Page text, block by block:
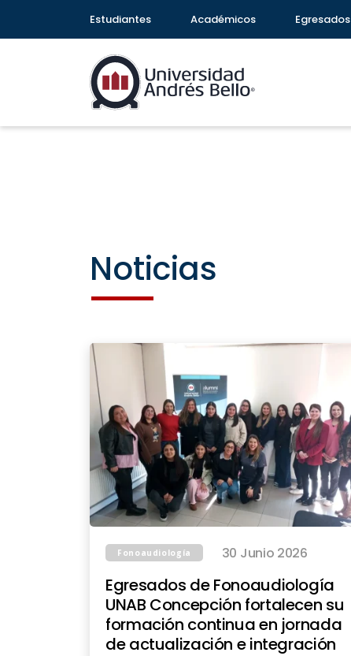
Estudiantes Académicos Egresados
Noticias
Fonoaudiología 30 Junio 2026
Egresados de Fonoaudiología
UNAB Concepción fortalecen su
formación continua en jornada
de actualización e integración